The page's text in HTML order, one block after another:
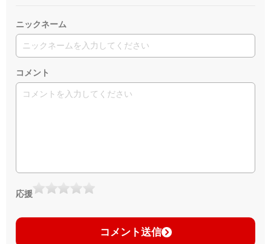
ニックネーム
コメント
応援
コメント送信